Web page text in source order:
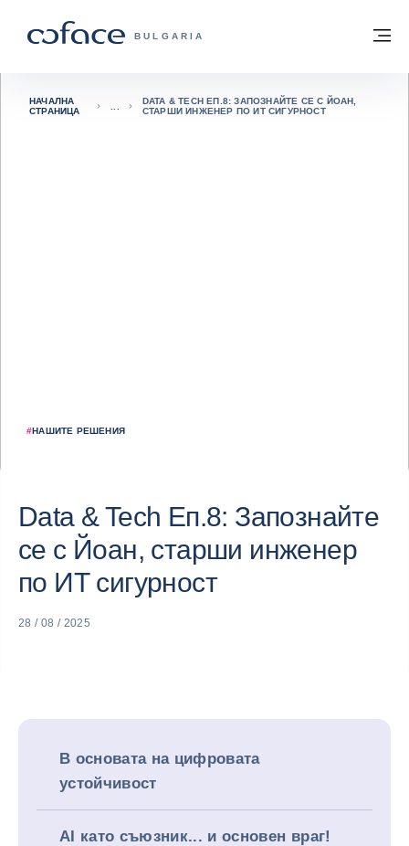
COFACE FOR TRADE - GROUP WEBSITE
BULGARIA
Обратно към начална страница
#НАШИТЕ РЕШЕНИЯ
НАЧАЛНА
СТРАНИЦА
DATA & TECH ЕП.8: ЗАПОЗНАЙТЕ СЕ С ЙОАН,
СТАРШИ ИНЖЕНЕР ПО ИТ СИГУРНОСТ
Data & Tech Еп.8: Запознайте
се с Йоан, старши инженер
по ИТ сигурност
28 / 08 / 2025
В основата на цифровата
устойчивост
AI като съюзник... и основен враг!